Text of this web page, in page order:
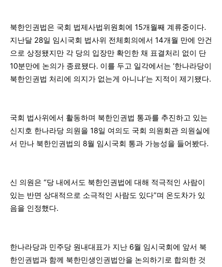
북한인권법은 국회 법제사법위원회에 15개월째 계류중이다.
지난달 28일 임시국회 법사위 전체회의에서 14개월 만에 안건
으로 상정됐지만 각 당의 입장만 확인한 채 표결처리 없이 단
10분만에 논의가 종료됐다. 이를 두고 일각에서는 ‘한나라당이
북한인권법 처리에 의지가 없는게 아니냐’는 지적이 제기됐다.
국회 법사위에서 활동하며 북한인권법 통과를 추진하고 있는
신지호 한나라당 의원을 18일 여의도 국회 의원회관 의원실에
서 만나 북한인권법의 8월 임시국회 통과 가능성을 들어봤다.
신 의원은 “당 내에서도 북한인권법에 대해 적극적인 사람이
있는 반면 상대적으로 소극적인 사람도 있다”며 온도차가 있
음을 인정했다.
한나라당과 민주당 원내대표가 지난 6월 임시국회에 앞서 북
한인권법과 함께 북한민생인권법안을 논의하기로 합의한 것